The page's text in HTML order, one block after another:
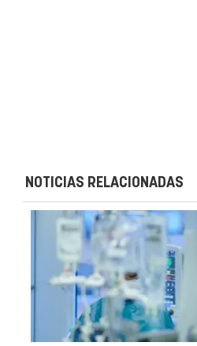
NOTICIAS RELACIONADAS